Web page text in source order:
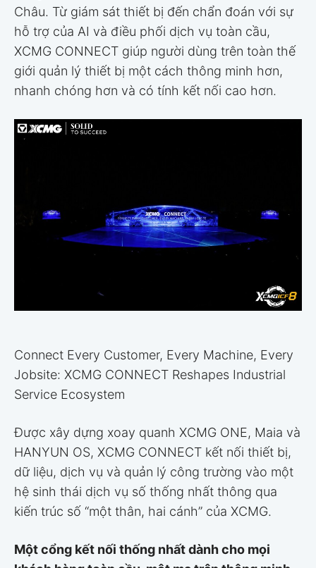
Châu. Từ giám sát thiết bị đến chẩn đoán với sự
hỗ trợ của AI và điều phối dịch vụ toàn cầu,
XCMG CONNECT giúp người dùng trên toàn thế
giới quản lý thiết bị một cách thông minh hơn,
nhanh chóng hơn và có tính kết nối cao hơn.
Connect Every Customer, Every Machine, Every
Jobsite: XCMG CONNECT Reshapes Industrial
Service Ecosystem
Được xây dựng xoay quanh XCMG ONE, Maia và
HANYUN OS, XCMG CONNECT kết nối thiết bị,
dữ liệu, dịch vụ và quản lý công trường vào một
hệ sinh thái dịch vụ số thống nhất thông qua
kiến trúc số “một thân, hai cánh” của XCMG.
Một cổng kết nối thống nhất dành cho mọi